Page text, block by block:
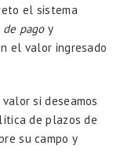
el sistema
de pagoy
el valor ingresado
si deseamos
de plazos de
su campo y